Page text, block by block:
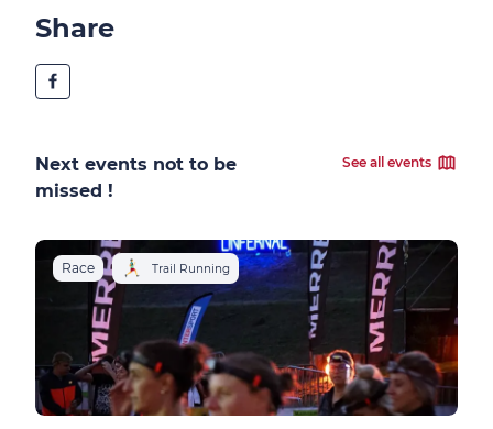
Share
Next events not to be
missed !
See all events
Race Trail Running